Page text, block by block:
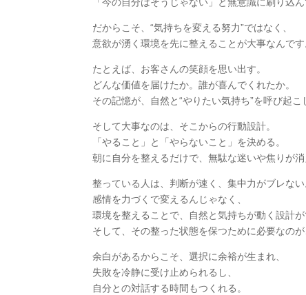
「今の自分はそうじゃない」と無意識に刷り込ん
だからこそ、“気持ちを変える努力”ではなく、
意欲が湧く環境を先に整えることが大事なんです
たとえば、お客さんの笑顔を思い出す。
どんな価値を届けたか。誰が喜んでくれたか。
その記憶が、自然と“やりたい気持ち”を呼び起こ
そして大事なのは、そこからの行動設計。
「やること」と「やらないこと」を決める。
朝に自分を整えるだけで、無駄な迷いや焦りが消
整っている人は、判断が速く、集中力がブレない
感情を力づくで変えるんじゃなく、
環境を整えることで、自然と気持ちが動く設計が
そして、その整った状態を保つために必要なのが
余白があるからこそ、選択に余裕が生まれ、
失敗を冷静に受け止められるし、
自分との対話する時間もつくれる。